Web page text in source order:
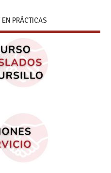
PRÁCTICAS